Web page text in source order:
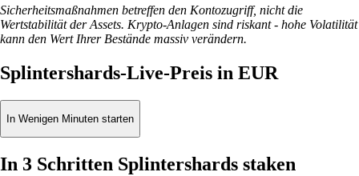
Sicherheitsmaßnahmen betreffen den Kontozugriff, nicht die
Wertstabilität der Assets. Krypto-Anlagen sind riskant - hohe Volatilität
kann den Wert Ihrer Bestände massiv verändern.
Splintershards-Live-Preis in EUR
In Wenigen Minuten starten
In 3 Schritten Splintershards staken